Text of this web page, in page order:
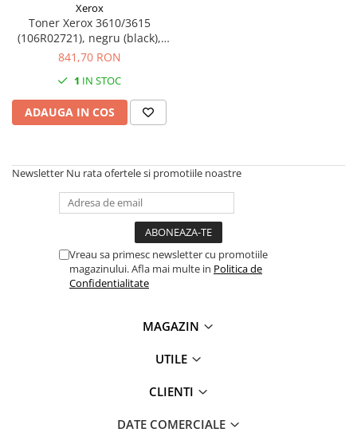
Accesorii imprimante
Accesorii multifunctionale
Piese schimb
Plottere
Consumabile imprimanta
Drum unit
Capete imprimare
Cartuse inkjet si cerneala
Xerox
Toner Xerox 3610/3615
(106R02721), negru (black),
original, 14.100 pagini
841,70 RON
1 IN STOC
ADAUGA IN COS
Newsletter Nu rata ofertele si promotiile noastre
Vreau sa primesc newsletter cu promotiile
magazinului. Afla mai multe in Politica de
Confidentialitate
MAGAZIN
UTILE
CLIENTI
DATE COMERCIALE